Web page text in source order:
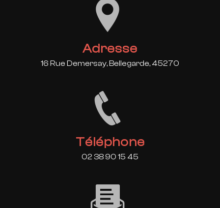
Adresse
16 Rue Demersay, Bellegarde, 45270
Téléphone
02 38 90 15 45